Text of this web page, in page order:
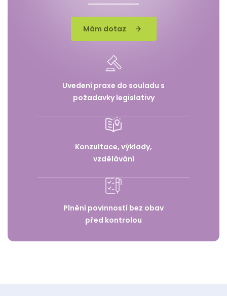
Mám dotaz
Uvedení praxe do souladu s
požadavky legislativy
Konzultace, výklady,
vzdělávání
Plnění povinností bez obav
před kontrolou